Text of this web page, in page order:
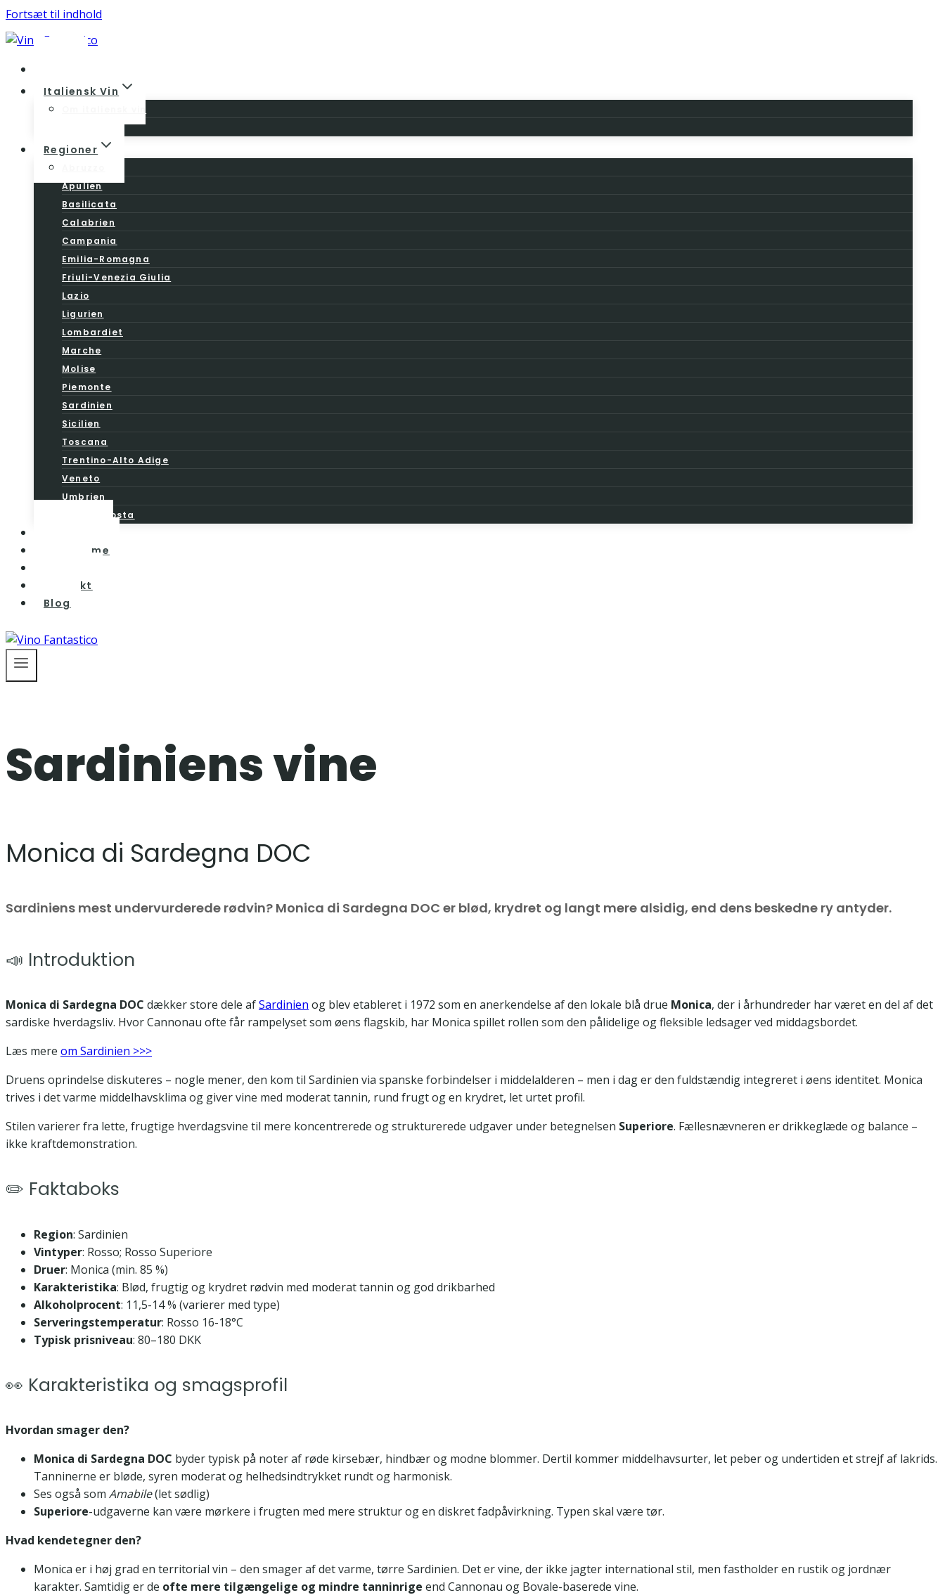
Fortsæt til indhold
Italiensk Vin
Regioner
Apulien
Basilicata
Calabrien
Campania
Emilia-Romagna
Friuli-Venezia Giulia
Lazio
Ligurien
Lombardiet
Marche
Molise
Piemonte
Sardinien
Sicilien
Toscana
Trentino-Alto Adige
Veneto
Umbrien
Valle d’Aosta
Vinturisme
Kontakt
Blog
Sardiniens vine
Monica di Sardegna DOC
Sardiniens mest undervurderede rødvin? Monica di Sardegna DOC er blød, krydret og langt mere alsidig, end dens beskedne ry antyder.
📣 Introduktion
Monica di Sardegna DOC dækker store dele afSardinien og blev etableret i 1972 som en anerkendelse af den lokale blå drue Monica, der i århundreder har været en del af det
sardiske hverdagsliv. Hvor Cannonau ofte får rampelyset som øens flagskib, har Monica spillet rollen som den pålidelige og fleksible ledsager ved middagsbordet.
Læs mere om Sardinien >>>
Druens oprindelse diskuteres – nogle mener, den kom til Sardinien via spanske forbindelser i middelalderen – men i dag er den fuldstændig integreret i øens identitet. Monica
trives i det varme middelhavsklima og giver vine med moderat tannin, rund frugt og en krydret, let urtet profil.
Stilen varierer fra lette, frugtige hverdagsvine til mere koncentrerede og strukturerede udgaver under betegnelsen Superiore. Fællesnævneren er drikkeglæde og balance –
ikke kraftdemonstration.
✏️ Faktaboks
Region: Sardinien
Vintyper: Rosso; Rosso Superiore
Druer: Monica (min. 85 %)
Karakteristika: Blød, frugtig og krydret rødvin med moderat tannin og god drikbarhed
Alkoholprocent: 11,5-14 % (varierer med type)
Serveringstemperatur: Rosso 16-18°C
Typisk prisniveau: 80–180 DKK
👀 Karakteristika og smagsprofil
Hvordan smager den?
Monica di Sardegna DOC byder typisk på noter af røde kirsebær, hindbær og modne blommer. Dertil kommer middelhavsurter, let peber og undertiden et strejf af lakrids.
Tanninerne er bløde, syren moderat og helhedsindtrykket rundt og harmonisk.
Ses også som Amabile(let sødlig)
Superiore-udgaverne kan være mørkere i frugten med mere struktur og en diskret fadpåvirkning. Typen skal være tør.
Hvad kendetegner den?
Monica er i høj grad en territorial vin – den smager af det varme, tørre Sardinien. Det er vine, der ikke jagter international stil, men fastholder en rustik og jordnær
karakter. Samtidig er de ofte mere tilgængelige og mindre tanninrige end Cannonau og Bovale-baserede vine.